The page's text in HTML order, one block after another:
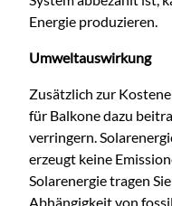
Energie produzieren.
Umweltauswirkung
Zusätzlich zur
für Balkone dazu
verringern.
erzeugt keine
Solarenergie tragen
Abhängigkeit von